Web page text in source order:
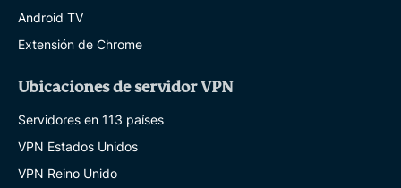
Android TV
Extensión de Chrome
Ubicaciones de servidor VPN
Servidores en 113 países
VPN Estados Unidos
VPN Reino Unido